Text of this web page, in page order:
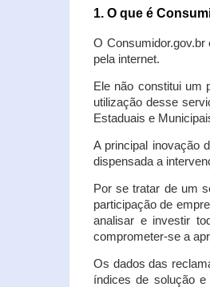
1. O que é
O
pela internet.
Ele não constitui um
utilização desse
Estaduais e
A principal inovação
dispensada a
Por se tratar de um
participação de
analisar e investir
comprometer-se a
Os dados das
índices de solução